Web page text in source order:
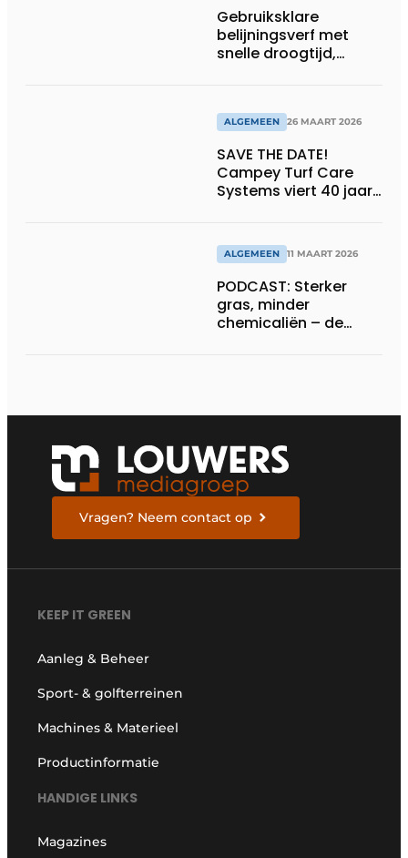
Gebruiksklare
belijningsverf met
snelle droogtijd,
belijningsrobots
ALGEMEEN 26 MAART 2026
SAVE THE DATE!
Campey Turf Care
Systems viert 40 jaar
ALGEMEEN 11 MAART 2026
PODCAST: Sterker
gras, minder
chemicaliën – de
Vragen? Neem contact op
KEEP IT GREEN
Aanleg & Beheer
Sport- & golfterreinen
Machines & Materieel
Productinformatie
HANDIGE LINKS
Magazines